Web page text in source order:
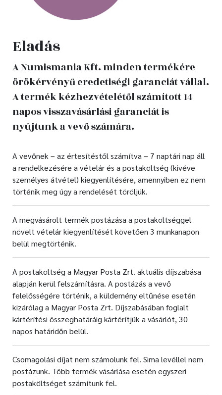
Eladás
A Numismania Kft. minden termékére
örökérvényű eredetiségi garanciát vállal.
A termék kézhezvételétől számított 14
napos visszavásárlási garanciát is
nyújtunk a vevő számára.
A vevőnek – az értesítéstől számítva – 7 naptári nap áll
a rendelkezésére a vételár és a postaköltség (kivéve
személyes átvétel) kiegyenlítésére, amennyiben ez nem
történik meg úgy a rendelését töröljük.
A megvásárolt termék postázása a postaköltséggel
növelt vételár kiegyenlítését követően 3 munkanapon
belül megtörténik.
A postaköltség a Magyar Posta Zrt. aktuális díjszabása
alapján kerül felszámításra. A postázás a vevő
felelősségére történik, a küldemény eltűnése esetén
kizárólag a Magyar Posta Zrt. Díjszabásában foglalt
kártérítési összeghatáráig kártérítjük a vásárlót, 30
napos határidőn belül.
Csomagolási díjat nem számolunk fel. Sima levéllel nem
postázunk. Több termék vásárlása esetén egyszeri
postaköltséget számítunk fel.